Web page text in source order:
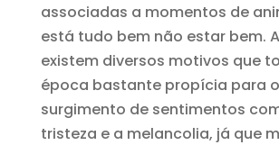
associadas a momentos de
está tudo bem não estar bem.
existem diversos motivos que
época bastante propícia para o
surgimento de sentimentos
tristeza e a melancolia, já que